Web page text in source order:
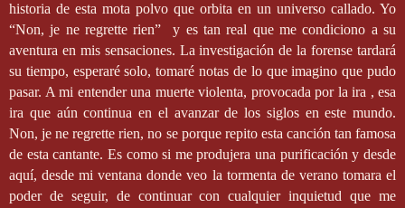
historia de esta mota polvo que orbita en un universo callado. Yo
“Non, je ne regrette rien”
y es tan real que me condiciono a su
aventura en mis sensaciones. La investigación de la forense tardará
su tiempo, esperaré solo, tomaré notas de lo que imagino que pudo
pasar. A mi entender una muerte violenta, provocada por la ira , esa
ira que aún continua en el avanzar de los siglos en este mundo.
Non, je ne regrette rien, no se porque repito esta canción tan famosa
de esta cantante. Es como si me produjera una purificación y desde
aquí, desde mi ventana donde veo la tormenta de verano tomara el
poder de seguir, de continuar con cualquier inquietud que me